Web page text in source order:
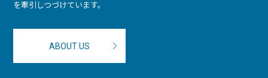
を牽引しつづけています。
ABOUT US